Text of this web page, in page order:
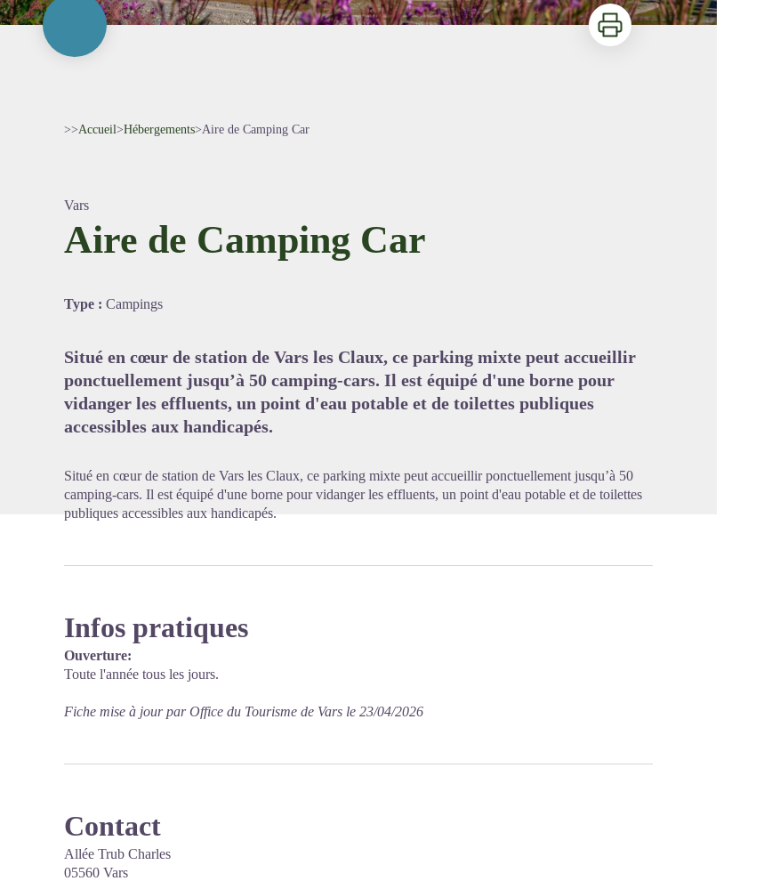
Imprimer
>>Accueil>Hébergements>Aire de Camping Car
Vars
Aire de Camping Car
Type : Campings
Situé en cœur de station de Vars les Claux, ce parking mixte peut accueillir
ponctuellement jusqu’à 50 camping-cars. Il est équipé d'une borne pour
vidanger les effluents, un point d'eau potable et de toilettes publiques
accessibles aux handicapés.
Situé en cœur de station de Vars les Claux, ce parking mixte peut accueillir ponctuellement jusqu’à 50
camping-cars. Il est équipé d'une borne pour vidanger les effluents, un point d'eau potable et de toilettes
publiques accessibles aux handicapés.
Infos pratiques
Ouverture:
Toute l'année tous les jours.
Fiche mise à jour par Office du Tourisme de Vars le 23/04/2026
Contact
Allée Trub Charles
05560 Vars